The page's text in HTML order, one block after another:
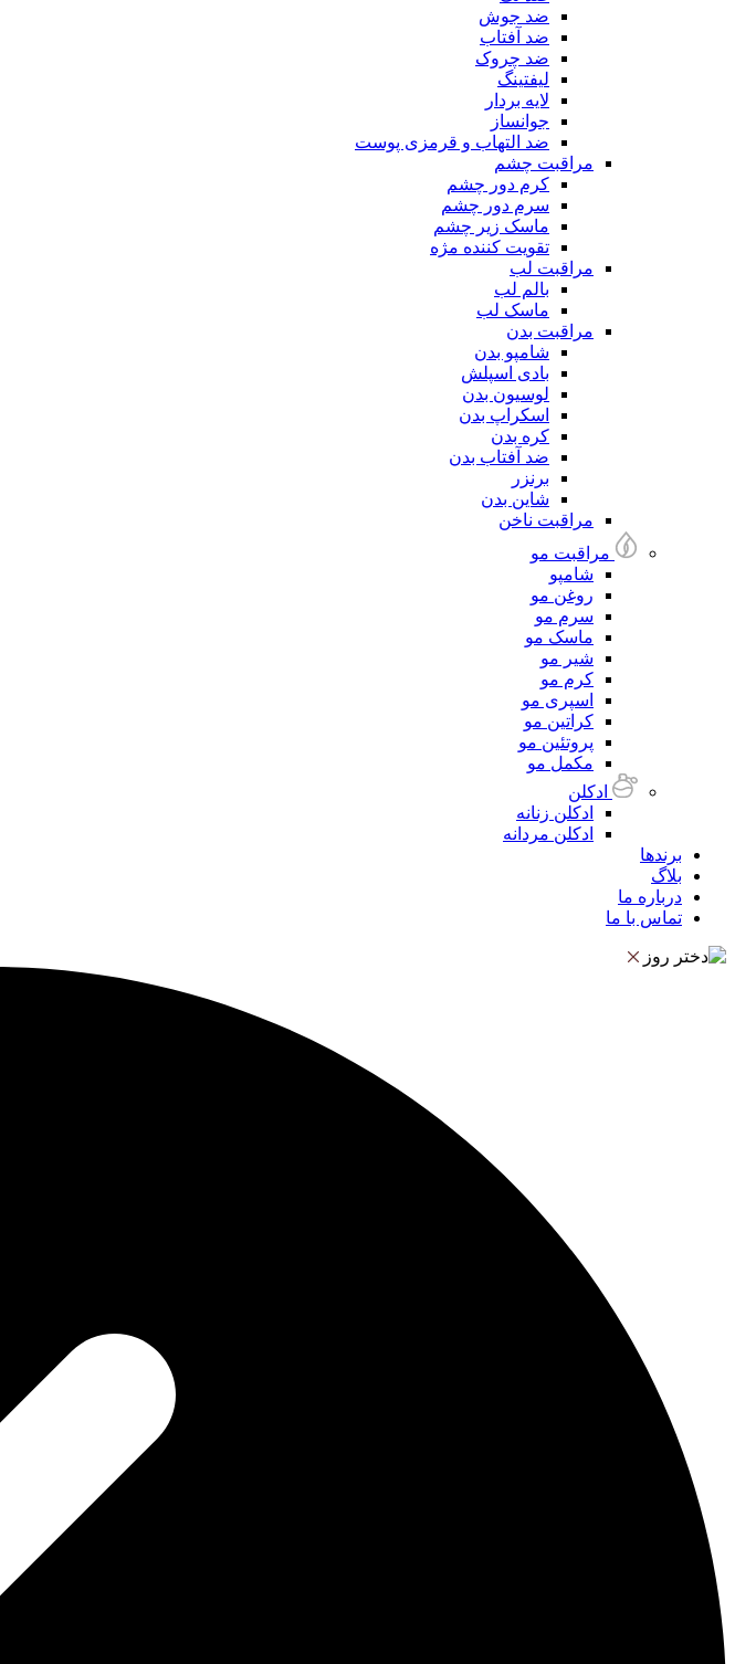
ضد جوش
ضد آفتاب
ضد چروک
لیفتینگ
لایه بردار
جوانساز
ضد التهاب و قرمزی پوست
مراقبت چشم
کرم دور چشم
سرم دور چشم
ماسک زیر چشم
تقویت کننده مژه
مراقبت لب
بالم لب
ماسک لب
مراقبت بدن
شامپو بدن
بادی اسپلش
لوسیون بدن
اسکراپ بدن
کره بدن
ضد آفتاب بدن
برنزر
شاین بدن
مراقبت ناخن
مراقبت مو
شامپو
روغن مو
سرم مو
ماسک مو
شیر مو
کرم مو
اسپری مو
کراتین مو
پروتئین مو
مکمل مو
ادکلن
ادکلن زنانه
ادکلن مردانه
برندها
بلاگ
درباره ما
تماس با ما